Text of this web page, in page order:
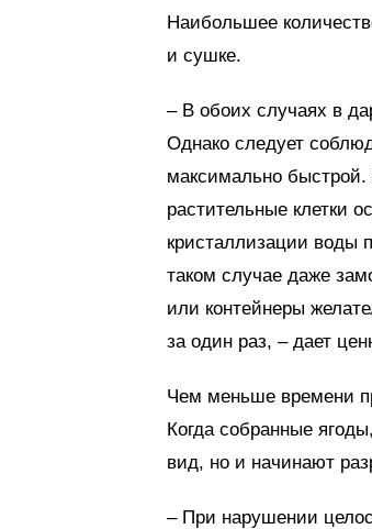
Наибольшее
и сушке.
– В обоих случаях в
Однако следует
максимально быстрой.
растительные клетки
кристаллизации воды
таком случае даже
или контейнеры
за один раз, – дает
Чем меньше времени
Когда собранные
вид, но и начинают
– При нарушении